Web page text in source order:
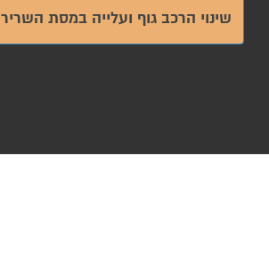
שינוי הרכב גוף ועלייה במסת השריר